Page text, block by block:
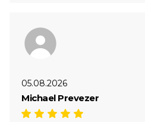
05.08.2026
Michael Prevezer